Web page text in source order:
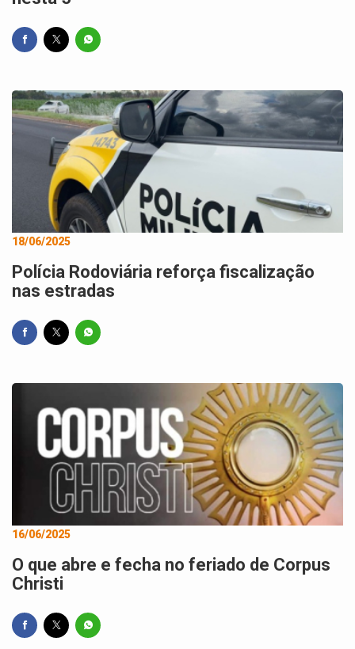
18/06/2025
Polícia Rodoviária reforça fiscalização
nas estradas
16/06/2025
O que abre e fecha no feriado de Corpus
Christi